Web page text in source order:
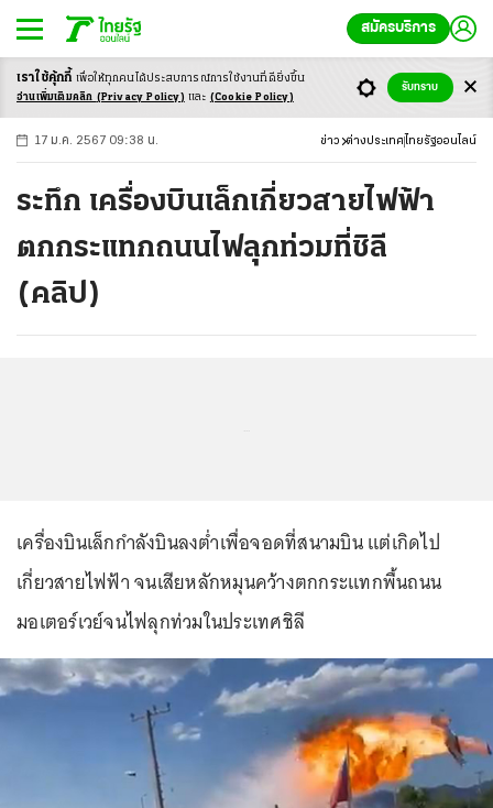
สมัครบริการ
-ก ก ก+
17 ม.ค. 2567 09:38 น. ข่าว ต่างประเทศ ไทยรัฐออนไลน์
ระทึก เครื่องบินเล็กเกี่ยวสายไฟฟ้า
ตกกระแทกถนนไฟลุกท่วมที่ชิลี
(คลิป)
เครื่องบินเล็กกำลังบินลงต่ำเพื่อจอดที่สนามบิน แต่เกิดไป
เกี่ยวสายไฟฟ้า จนเสียหลักหมุนคว้างตกกระแทกพื้นถนน
มอเตอร์เวย์จนไฟลุกท่วมในประเทศชิลี
เราใช้คุ้กกี้ เพื่อให้ทุกคนได้ประสบการณ์การใช้งานที่ดียิ่งขึ้น
อ่านเพิ่มเติมคลิก (Privacy Policy) และ (Cookie Policy)
รับทราบ